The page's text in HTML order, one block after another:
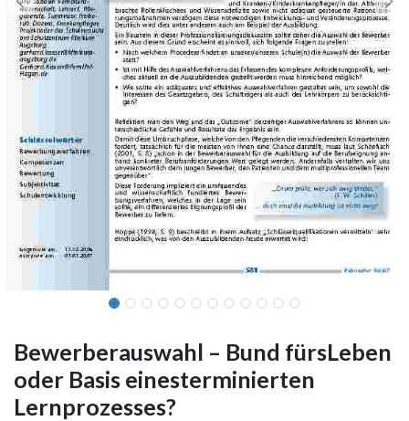
Bewerberauswahl – Bund fürsLeben
oder Basis einesterminierten
Lernprozesses?